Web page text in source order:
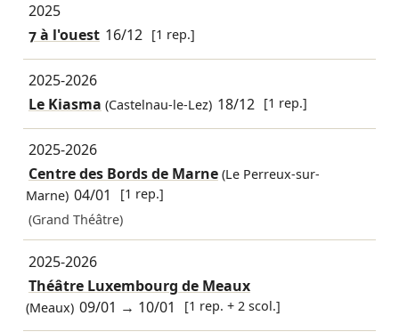
2025
7 à l'ouest 16/12 [1 rep.]
2025-2026
Le Kiasma (Castelnau-le-Lez) 18/12 [1 rep.]
2025-2026
Centre des Bords de Marne(Le Perreux-sur-
Marne) 04/01
[1 rep.]
(Grand Théâtre)
2025-2026
Théâtre Luxembourg de Meaux
(Meaux) 09/01 → 10/01 [1 rep. + 2 scol.]